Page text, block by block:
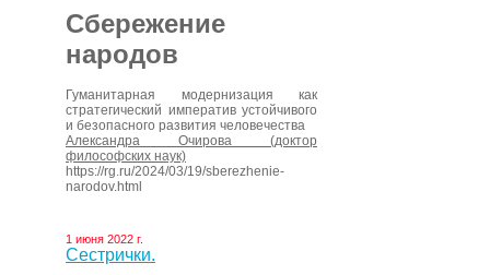
Сбережение
народов
Гуманитарная модернизация как
стратегический императив устойчивого
и безопасного развития человечества
Александра Очирова (доктор
философских наук)
https://rg.ru/2024/03/19/sberezhenie-
narodov.html
1 июня 2022 г.
Сестрички.